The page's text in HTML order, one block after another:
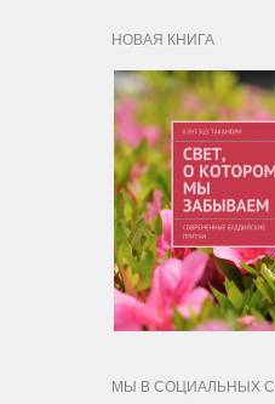
НОВАЯ КНИГА
МЫ В СОЦИАЛЬНЫХ